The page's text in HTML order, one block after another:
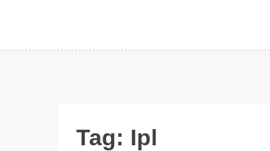
Tag: Ipl